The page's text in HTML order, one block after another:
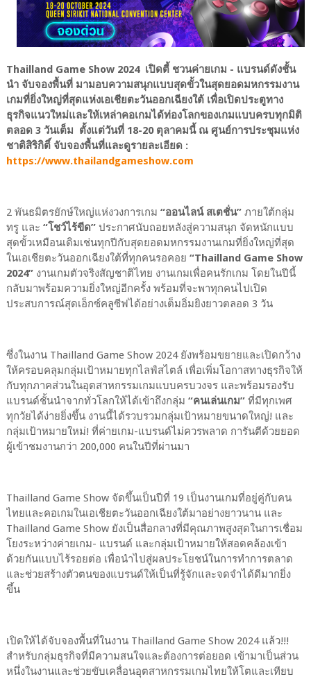
Thailland Game Show 2024 เปิดตี้ ชวนค่ายเกม - แบรนด์ดังชั้น
นำ จับจองพื้นที่ มามอบความสนุกแบบสุดขั้วในสุดยอดมหกรรมงาน
เกมที่ยิ่งใหญ่ที่สุดแห่งเอเชียตะวันออกเฉียงใต้ เพื่อเปิดประตูทาง
ธุรกิจแนวใหม่และให้เหล่าคอเกมได้ท่องโลกของเกมแบบครบทุกมิติ
ตลอด 3 วันเต็ม ตั้งแต่วันที่ 18-20 ตุลาคมนี้ ณ ศูนย์การประชุมแห่ง
ชาติสิริกิติ์ จับจองพื้นที่และดูรายละเอียด :
https://www.thailandgameshow.com
2 พันธมิตรยักษ์ใหญ่แห่งวงการเกม “ออนไลน์ สเตชั่น”ภายใต้กลุ่ม
ทรู และ “โชว์ไร้ขีด”ประกาศนับถอยหลังสู่ความสนุก จัดหนักแบบ
สุดขั้วเหมือนเดิมเช่นทุกปีกับสุดยอดมหกรรมงานเกมที่ยิ่งใหญ่ที่สุด
ในเอเชียตะวันออกเฉียงใต้ที่ทุกคนรอคอย “Thailland Game Show
2024”งานเกมตัวจริงสัญชาติไทย งานเกมเพื่อคนรักเกม โดยในปีนี้
กลับมาพร้อมความยิ่งใหญ่อีกครั้ง พร้อมที่จะพาทุกคนไปเปิด
ประสบการณ์สุดเอ็กซ์คลูซีฟได้อย่างเต็มอิ่มยิงยาวตลอด 3 วัน
ซึ่งในงาน Thailland Game Show 2024 ยังพร้อมขยายและเปิดกว้าง
ให้ครอบคลุมกลุ่มเป้าหมายทุกไลฟ์สไตล์ เพื่อเพิ่มโอกาสทางธุรกิจให้
กับทุกภาคส่วนในอุตสาหกรรมเกมแบบครบวงจร และพร้อมรองรับ
แบรนด์ชั้นนำจากทั่วโลกให้ได้เข้าถึงกลุ่ม “คนเล่นเกม”ที่มีทุกเพศ
ทุกวัยได้ง่ายยิ่งขึ้น งานนี้ได้รวบรวมกลุ่มเป้าหมายขนาดใหญ่! และ
กลุ่มเป้าหมายใหม่! ที่ค่ายเกม-แบรนด์ไม่ควรพลาด การันตีด้วยยอด
ผู้เข้าชมงานกว่า 200,000 คนในปีที่ผ่านมา
Thailland Game Show จัดขึ้นเป็นปีที่ 19 เป็นงานเกมที่อยู่คู่กับคน
ไทยและคอเกมในเอเชียตะวันออกเฉียงใต้มาอย่างยาวนาน และ
Thailland Game Show ยังเป็นสื่อกลางที่มีคุณภาพสูงสุดในการเชื่อม
โยงระหว่างค่ายเกม- แบรนด์ และกลุ่มเป้าหมายให้สอดคล้องเข้า
ด้วยกันแบบไร้รอยต่อ เพื่อนำไปสู่ผลประโยชน์ในการทำการตลาด
และช่วยสร้างตัวตนของแบรนด์ให้เป็นที่รู้จักและจดจำได้ดีมากยิ่ง
ขึ้น
เปิดให้ได้จับจองพื้นที่ในงาน Thailland Game Show 2024 แล้ว!!!
สำหรับกลุ่มธุรกิจที่มีความสนใจและต้องการต่อยอด เข้ามาเป็นส่วน
หนึ่งในงานและช่วยขับเคลื่อนอุตสาหกรรมเกมไทยให้โตและเทียบ